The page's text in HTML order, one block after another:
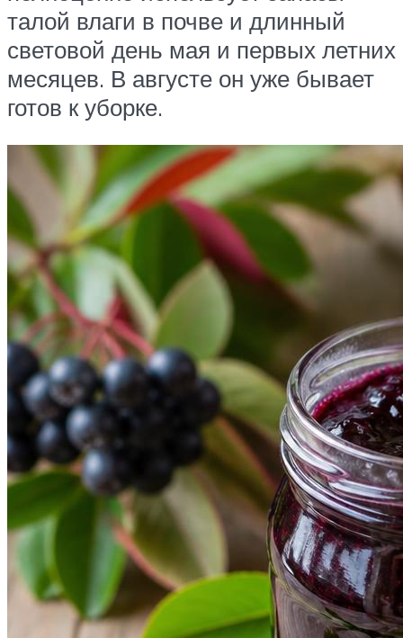
талой влаги в почве и длинный
световой день мая и первых летних
месяцев. В августе он уже бывает
готов к уборке.